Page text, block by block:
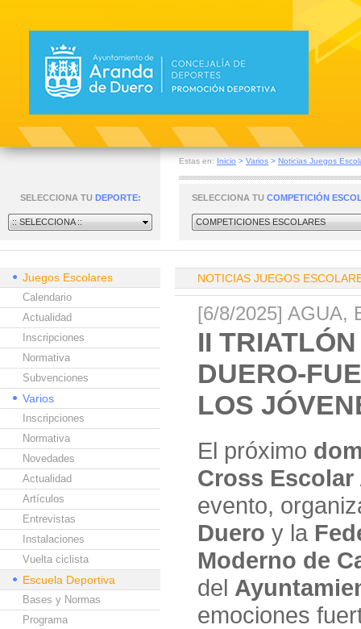
Estas en: Inicio > Varios > Noticias Juegos
SELECCIONA TU DEPORTE:
:: SELECCIONA ::
SELECCIONA TU COMPETICIÓN
COMPETICIONES ESCOLARES
Juegos Escolares
Calendario
Actualidad
Inscripciones
Normativa
Subvenciones
Varios
Inscripciones
Normativa
Novedades
Actualidad
Artículos
Entrevistas
Instalaciones
Vuelta ciclista
Escuela Deportiva
Bases y Normas
Programa
NOTICIAS JUEGOS
[6/8/2025] AGUA,
II
DUERO-
LOS
El próximo
Cross
evento,
Duero y la
Moderno de
del
emociones